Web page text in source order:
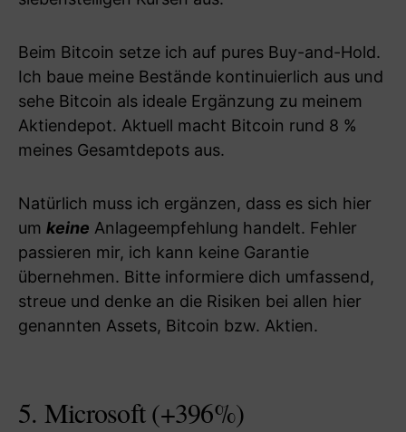
Beim Bitcoin setze ich auf pures Buy-and-Hold.
Ich baue meine Bestände kontinuierlich aus und
sehe Bitcoin als ideale Ergänzung zu meinem
Aktiendepot. Aktuell macht Bitcoin rund 8 %
meines Gesamtdepots aus.
Natürlich muss ich ergänzen, dass es sich hier
um keine Anlageempfehlung handelt. Fehler
passieren mir, ich kann keine Garantie
übernehmen. Bitte informiere dich umfassend,
streue und denke an die Risiken bei allen hier
genannten Assets, Bitcoin bzw. Aktien.
5. Microsoft (+396%)